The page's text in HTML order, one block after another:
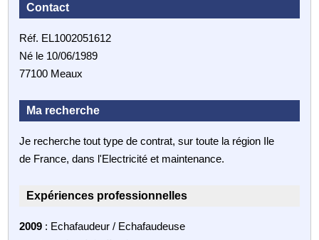
Contact
Réf. EL1002051612
Né le 10/06/1989
77100 Meaux
Ma recherche
Je recherche tout type de contrat, sur toute la région Ile
de France, dans l'Electricité et maintenance.
Expériences professionnelles
2009 : Echafaudeur / Echafaudeuse